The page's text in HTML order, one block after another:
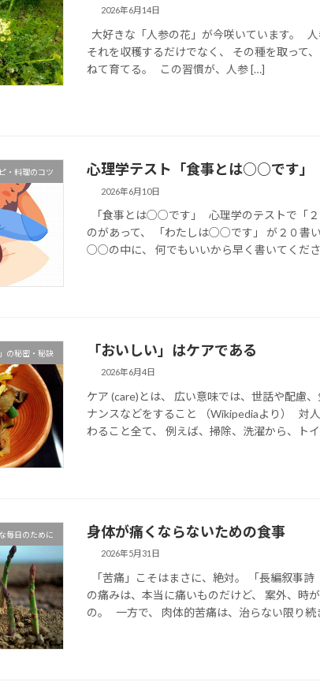
2026年6月14日
大好きな「人参の花」が今咲いています。 人
それを収穫するだけでなく、 その種を取って
ねて育てる。 この習慣が、人参 […]
・料理のコツ 心理学テスト「食事とは○○です」
2026年6月10日
「食事とは○○です」 心理学のテストで「２
のがあって、 「わたしは○○です」 が２０書
○○の中に、 何でもいいから早く書いてくだ
の秘密・秘訣 「おいしい」はケアである
2026年6月4日
ケア (care)とは、 広い意味では、世話や配慮
ナンスなどをすること （Wikipediaより） 対
わること全て、 例えば、掃除、洗濯から、ト
毎日のために 身体が痛くならないための食事
2026年5月31日
「苦痛」こそはまさに、絶対。 「長編叙事
の痛みは、本当に痛いものだけど、 案外、時
の。 一方で、 肉体的苦痛は、治らない限り続